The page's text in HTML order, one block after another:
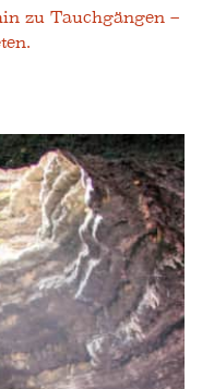
zu Tauchgängen –